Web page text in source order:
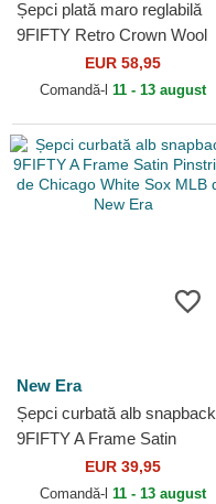
Șepci plată maro reglabilă
9FIFTY Retro Crown Wool
Pinstripe de Chicago White
Sox MLB de New Era
EUR 58,95
Comandă-l 11 - 13 august
New Era
Șepci curbată alb snapback
9FIFTY A Frame Satin
Pinstripe de Chicago White
Sox MLB de New Era
EUR 39,95
Comandă-l 11 - 13 august